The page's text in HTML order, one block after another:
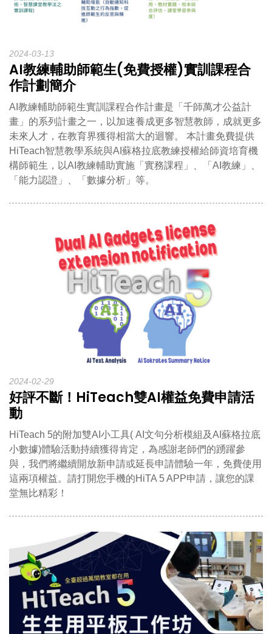
2024-03-13
AI教練輔助師範生(免費授權)實訓課程合
作計劃簡介
AI教練輔助師範生實訓課程合作計畫是「千師萬才公益計
畫」的系列計畫之一，以加速養成更多智慧教師，成就更多
未來人才，在教育界獲得相當大的迴響。 本計畫免費提供
HiTeach智慧教學系統與AI蘇格拉底教練授權給師資培育機
構師範生，以AI教練輔助實施「實務課程」、「AI教練」、
「能力認證」、「數據分析」等。
2024-02-29
好評不斷！HiTeach雙AI權益免費申請活
動
HiTeach 5的附加雙AI小工具( AI文句分析模組及AI蘇格拉底
小數據)體驗活動持續獲得肯定，為感謝老師們的踴躍參
與，我們將繼續開放新申請或延長申請體驗一年，免費使用
這兩項權益。請打開您手機的HiTA 5 APP申請，讓您的課
堂無比精彩！